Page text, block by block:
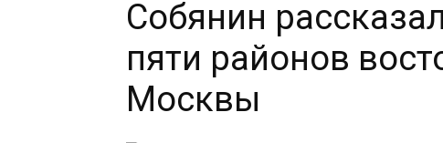
Собянин
пяти районов
Москвы